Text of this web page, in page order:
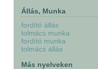
Állás, Munka
fordító állás
tolmács munka
fordító munka
tolmács állás
Más nyelveken